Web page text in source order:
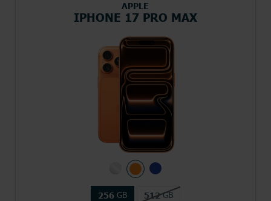
APPLE
IPHONE 17 PRO MAX
256 GB 512GB